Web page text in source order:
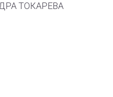
ТОКАРЕВА